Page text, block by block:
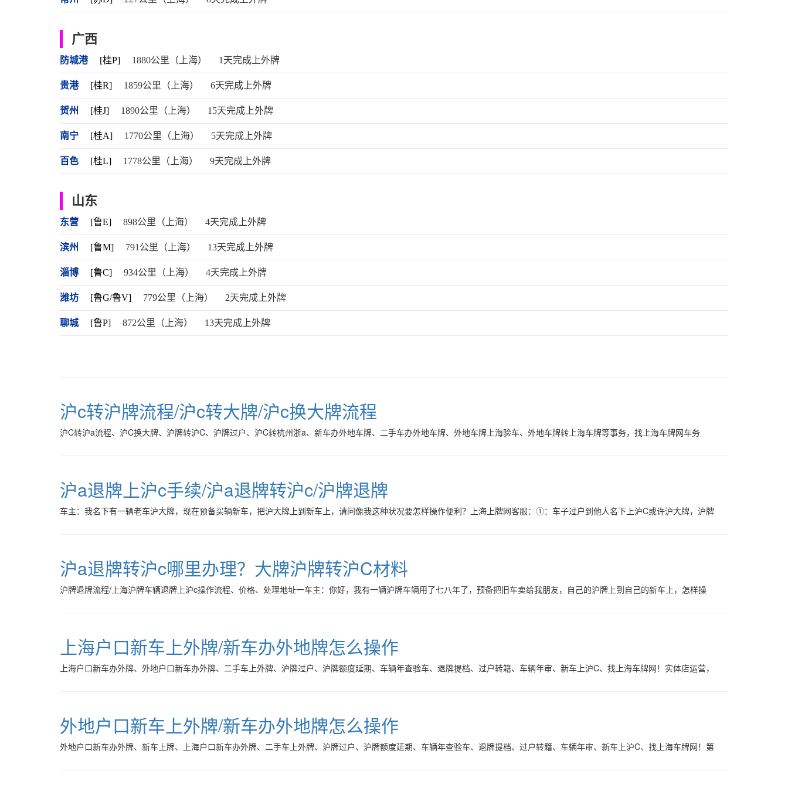
广西
防城港 [桂P] 1880公里（上海） 1天完成上外牌
贵港 [桂R] 1859公里（上海） 6天完成上外牌
贺州 [桂J] 1890公里（上海） 15天完成上外牌
南宁 [桂A] 1770公里（上海） 5天完成上外牌
百色 [桂L] 1778公里（上海） 9天完成上外牌
山东
东营 [鲁E] 898公里（上海） 4天完成上外牌
滨州 [鲁M] 791公里（上海） 13天完成上外牌
淄博 [鲁C] 934公里（上海） 4天完成上外牌
潍坊 [鲁G/鲁V] 779公里（上海） 2天完成上外牌
聊城 [鲁P] 872公里（上海） 13天完成上外牌
沪c转沪牌流程/沪c转大牌/沪c换大牌流程
沪C转沪a流程、沪C换大牌、沪牌转沪C、沪牌过户、沪C转杭州浙a、新车办外地车牌、二手车办外地车牌、外地车牌上海验车、外地车牌转上海车牌等事务，找上海车牌网车务
沪a退牌上沪c手续/沪a退牌转沪c/沪牌退牌
车主：我名下有一辆老车沪大牌，现在预备买辆新车，把沪大牌上到新车上，请问像我这种状况要怎样操作便利？上海上牌网客服：①：车子过户到他人名下上沪C或许沪大牌，沪牌
沪a退牌转沪c哪里办理？大牌沪牌转沪C材料
沪牌退牌流程/上海沪牌车辆退牌上沪c操作流程、价格、处理地址一车主：你好，我有一辆沪牌车辆用了七八年了，预备把旧车卖给我朋友，自己的沪牌上到自己的新车上，怎样操
上海户口新车上外牌/新车办外地牌怎么操作
上海户口新车办外牌、外地户口新车办外牌、二手车上外牌、沪牌过户、沪牌额度延期、车辆年查验车、退牌提档、过户转籍、车辆年审、新车上沪C、找上海车牌网！实体店运营，
外地户口新车上外牌/新车办外地牌怎么操作
外地户口新车办外牌、新车上牌、上海户口新车办外牌、二手车上外牌、沪牌过户、沪牌额度延期、车辆年查验车、退牌提档、过户转籍、车辆年审、新车上沪C、找上海车牌网！第